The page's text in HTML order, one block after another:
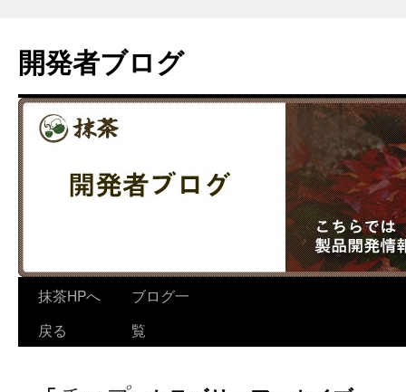
テ
ン
へ
ス
キ
ッ
プ
開発者ブログ
抹茶HPへ
戻る
ブログ一
覧